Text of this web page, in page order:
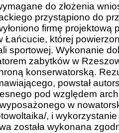
do złożenia
przystąpiono do
firmę projektową
Łańcucie, której
sportowej. Wykonanie
zabytków w
konserwatorską.
powstał
pod względem
w
, i
została wykonana